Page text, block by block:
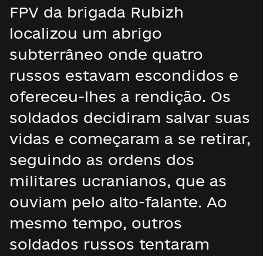
FPV da brigada Rubizh
localizou um abrigo
subterrâneo onde quatro
russos estavam escondidos e
ofereceu-lhes a rendição. Os
soldados decidiram salvar suas
vidas e começaram a se retirar,
seguindo as ordens dos
militares ucranianos, que as
ouviam pelo alto-falante. Ao
mesmo tempo, outros
soldados russos tentaram